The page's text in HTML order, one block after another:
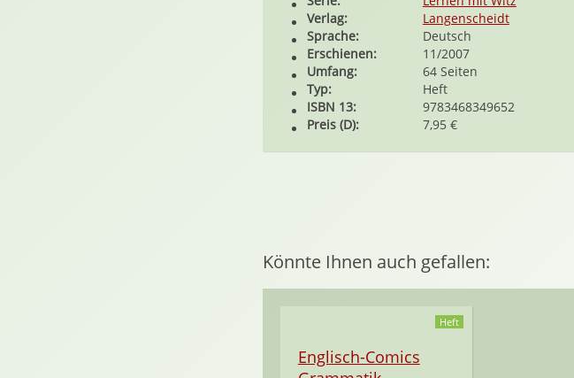
Verlag:
Langenscheidt
Sprache:
Deutsch
Erschienen:
11/2007
Umfang:
64 Seiten
Typ:
Heft
ISBN 13:
9783468349652
Preis (D):
7,95 €
Könnte Ihnen auch gefallen:
Heft
Englisch-Comics